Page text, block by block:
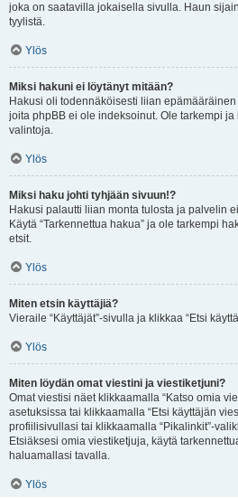
joka on saatavilla jokaisella sivulla. Haun
tyylistä.
Ylös
Miksi hakuni ei löytänyt mitään?
Hakusi oli todennäköisesti liian
joita phpBB ei ole indeksoinut. Ole tarkempi ja
valintoja.
Ylös
Miksi haku johti tyhjään sivuun!?
Hakusi palautti liian monta tulosta ja palvelin
Käytä “Tarkennettua hakua” ja ole tarkempi
etsit.
Ylös
Miten etsin käyttäjiä?
Vieraile “Käyttäjät”-sivulla ja klikkaa “Etsi
Ylös
Miten löydän omat viestini ja viestiketjuni?
Omat viestisi näet klikkaamalla “Katso omia
asetuksissa tai klikkaamalla “Etsi käyttäjän
profiilisivullasi tai klikkaamalla “Pikalinkit”-
Etsiäksesi omia viestiketjuja, käytä
haluamallasi tavalla.
Ylös